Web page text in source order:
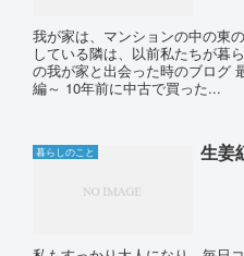
我が家は、マンションの中の東
している隣は、以前私たちが暮
の我が家と出会った時のブログ
編～ 10年前に中古で買った...
暮らしのこと 生姜